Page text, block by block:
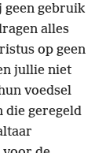
geen gebruik
alles
op geen
jullie niet
voedsel
die geregeld